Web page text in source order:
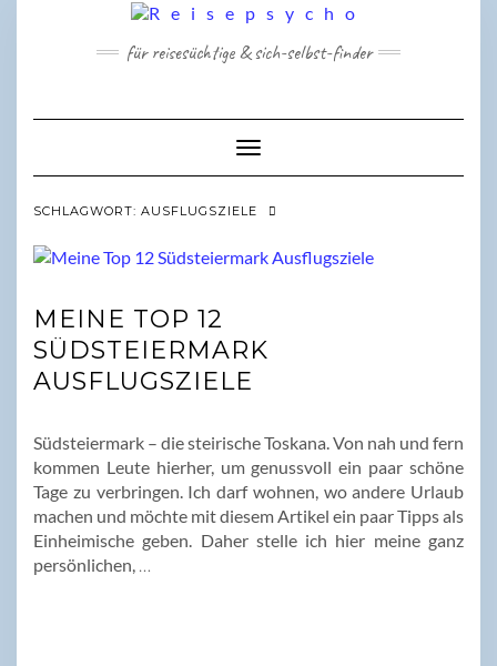
für reisesüchtige & sich-selbst-finder
Toggle Navigation
SCHLAGWORT: AUSFLUGSZIELE
MEINE TOP 12
SÜDSTEIERMARK
AUSFLUGSZIELE
Südsteiermark – die steirische Toskana. Von nah und fern
kommen Leute hierher, um genussvoll ein paar schöne
Tage zu verbringen. Ich darf wohnen, wo andere Urlaub
machen und möchte mit diesem Artikel ein paar Tipps als
Einheimische geben. Daher stelle ich hier meine ganz
persönlichen,